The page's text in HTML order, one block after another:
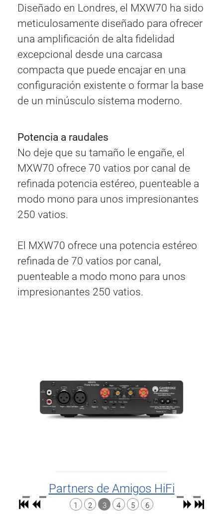
Diseñado en Londres, el MXW70 ha sido
meticulosamente diseñado para ofrecer
una amplificación de alta fidelidad
excepcional desde una carcasa
compacta que puede encajar en una
configuración existente o formar la base
de un minúsculo sistema moderno.
Potencia a raudales
No deje que su tamaño le engañe, el
MXW70 ofrece 70 vatios por canal de
refinada potencia estéreo, puenteable a
modo mono para unos impresionantes
250 vatios.
El MXW70 ofrece una potencia estéreo
refinada de 70 vatios por canal,
puenteable a modo mono para unos
impresionantes 250 vatios.
Partners de Amigos HiFi
1 2 3 4 5 6